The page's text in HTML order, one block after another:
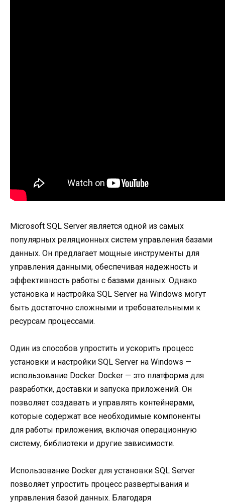
Microsoft SQL Server является одной из самых
популярных реляционных систем управления базами
данных. Он предлагает мощные инструменты для
управления данными, обеспечивая надежность и
эффективность работы с базами данных. Однако
установка и настройка SQL Server на Windows могут
быть достаточно сложными и требовательными к
ресурсам процессами.
Один из способов упростить и ускорить процесс
установки и настройки SQL Server на Windows —
использование Docker. Docker — это платформа для
разработки, доставки и запуска приложений. Он
позволяет создавать и управлять контейнерами,
которые содержат все необходимые компоненты
для работы приложения, включая операционную
систему, библиотеки и другие зависимости.
Использование Docker для установки SQL Server
позволяет упростить процесс развертывания и
управления базой данных. Благодаря